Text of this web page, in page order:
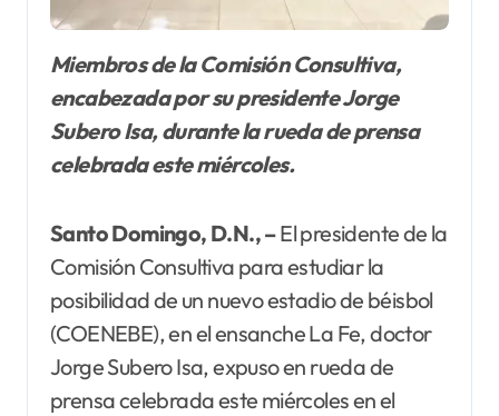
Miembros de la Comisión Consultiva,
encabezada por su presidente Jorge
Subero Isa, durante la rueda de prensa
celebrada este miércoles.
Santo Domingo, D.N., –El presidente de la
Comisión Consultiva para estudiar la
posibilidad de un nuevo estadio de béisbol
(COENEBE), en el ensanche La Fe, doctor
Jorge Subero Isa, expuso en rueda de
prensa celebrada este miércoles en el